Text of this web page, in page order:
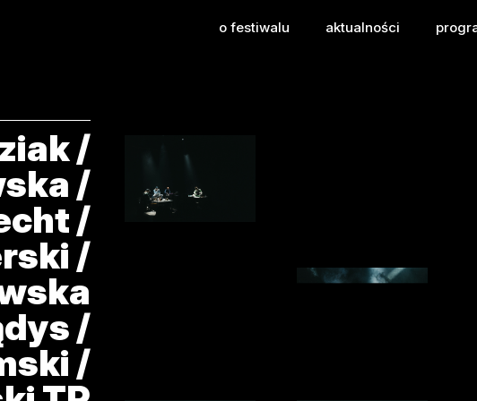
/ Szpecht /
o festiwalu aktualności
/
/
/
/
/
/